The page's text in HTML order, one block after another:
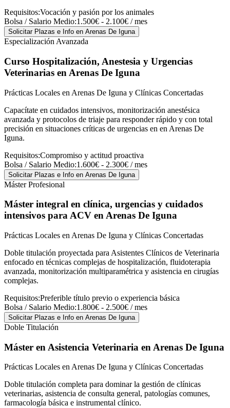
Requisitos:Vocación y pasión por los animales
Bolsa / Salario Medio:1.500€ - 2.100€ / mes
Solicitar Plazas e Info en Arenas De Iguna
Especialización Avanzada
Curso Hospitalización, Anestesia y Urgencias
Veterinarias en Arenas De Iguna
Prácticas Locales en Arenas De Iguna y Clínicas Concertadas
Capacítate en cuidados intensivos, monitorización anestésica
avanzada y protocolos de triaje para responder rápido y con total
precisión en situaciones críticas de urgencias en en Arenas De
Iguna.
Requisitos:Compromiso y actitud proactiva
Bolsa / Salario Medio:1.600€ - 2.300€ / mes
Solicitar Plazas e Info en Arenas De Iguna
Máster Profesional
Máster integral en clínica, urgencias y cuidados
intensivos para ACV en Arenas De Iguna
Prácticas Locales en Arenas De Iguna y Clínicas Concertadas
Doble titulación proyectada para Asistentes Clínicos de Veterinaria
enfocado en técnicas complejas de hospitalización, fluidoterapia
avanzada, monitorización multiparamétrica y asistencia en cirugías
complejas.
Requisitos:Preferible título previo o experiencia básica
Bolsa / Salario Medio:1.800€ - 2.500€ / mes
Solicitar Plazas e Info en Arenas De Iguna
Doble Titulación
Máster en Asistencia Veterinaria en Arenas De Iguna
Prácticas Locales en Arenas De Iguna y Clínicas Concertadas
Doble titulación completa para dominar la gestión de clínicas
veterinarias, asistencia de consulta general, patologías comunes,
farmacología básica e instrumental clínico.